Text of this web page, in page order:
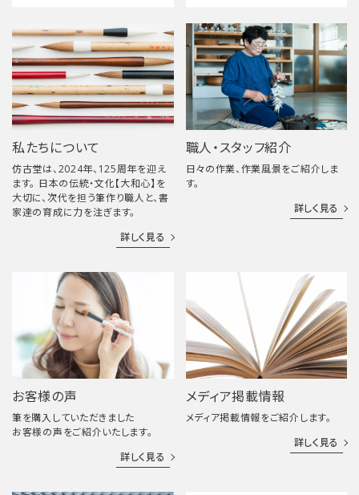
私たちについて
仿古堂は、2024年、125周年を迎え
ます。 日本の伝統・文化【大和心】を
大切に、次代を担う筆作り職人と、書
家達の育成に力を注ぎます。
詳しく見る
職人・スタッフ紹介
日々の作業、作業風景をご紹介しま
す。
詳しく見る
お客様の声
筆を購入していただきました
お客様の声をご紹介いたします。
詳しく見る
メディア掲載情報
メディア掲載情報をご紹介します。
詳しく見る